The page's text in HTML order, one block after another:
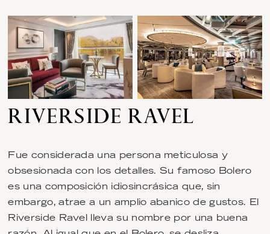
RIVERSIDE RAVEL
Fue considerada una persona meticulosa y
obsesionada con los detalles. Su famoso Bolero
es una composición idiosincrásica que, sin
embargo, atrae a un amplio abanico de gustos. El
Riverside Ravel lleva su nombre por una buena